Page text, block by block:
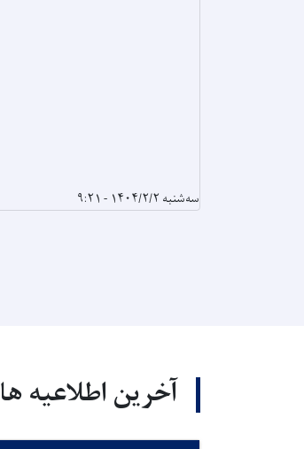
سه‌شنبه ۱۴۰۴/۲/۲ - ۹:۲۱
آخرین اطلاعیه ها